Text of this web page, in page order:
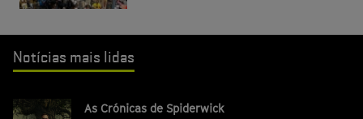
Notícias mais lidas
As Crónicas de Spiderwick